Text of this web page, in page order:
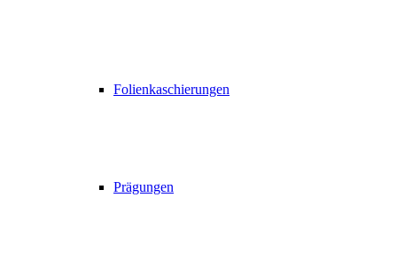
Folienkaschierungen
Prägungen